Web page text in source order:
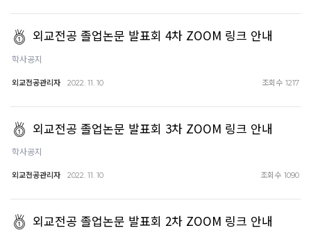
외교전공 졸업논문 발표회 4차 ZOOM 링크 안내
학사공지
외교전공관리자 2022. 11. 10 조회수 1217
외교전공 졸업논문 발표회 3차 ZOOM 링크 안내
학사공지
외교전공관리자 2022. 11. 10 조회수 1090
외교전공 졸업논문 발표회 2차 ZOOM 링크 안내